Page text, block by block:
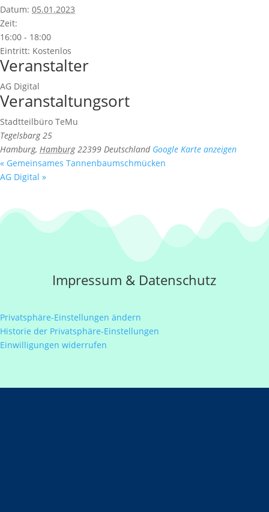
Datum: 05.01.2023
Zeit:
16:00 - 18:00
Eintritt: Kostenlos
Veranstalter
AG Digital
Veranstaltungsort
Stadtteilbüro TeMu
Tegelsbarg 25
Hamburg, Hamburg 22399 Deutschland Google Karte anzeigen
« Gemeinsames Tannenbaumschmücken
AG Digital »
Impressum & Datenschutz
Privatsphäre-Einstellungen ändern
Historie der Privatsphäre-Einstellungen
Einwilligungen widerrufen